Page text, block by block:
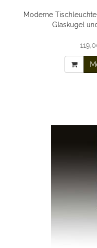
Moderne
Glaskugel